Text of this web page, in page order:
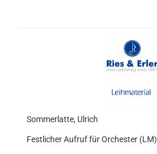
Sommerlatte, Ulrich
Festlicher Aufruf für Orchester (LM)